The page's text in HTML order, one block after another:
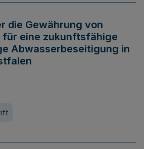
die Gewährung von
für eine zukunftsfähige
Abwasserbeseitigung in